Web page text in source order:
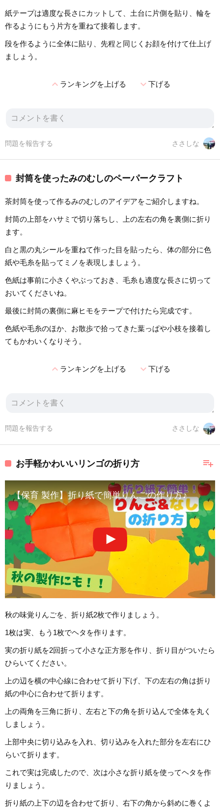
紙テープは適度な長さにカットして、土台に片側を貼り、輪を
作るようにもう片方を重ねて接着します。
段を作るように全体に貼り、先程と同じくお顔を付けて仕上げ
ましょう。
expand_lessランキングを上げる expand_more下げる
ささしな
問題を報告する
封筒を使ったみのむしのペーパークラフト
茶封筒を使って作るみのむしのアイデアをご紹介しますね。
封筒の上部をハサミで切り落ちし、上の左右の角を裏側に折り
ます。
白と黒の丸シールを重ねて作った目を貼ったら、体の部分に色
紙や毛糸を貼ってミノを表現しましょう。
色紙は事前に小さくやぶっておき、毛糸も適度な長さに切って
おいてくださいね。
最後に封筒の裏側に麻ヒモをテープで付けたら完成です。
色紙や毛糸のほか、お散歩で拾ってきた葉っぱや小枝を接着し
てもかわいくなりそう。
expand_lessランキングを上げる expand_more下げる
ささしな
問題を報告する
playlist_add
お手軽かわいいリンゴの折り方
【保育 製作】折り紙で簡単りんごの作り方♪
秋の味覚りんごを、折り紙2枚で作りましょう。
1枚は実、もう1枚でヘタを作ります。
実の折り紙を2回折って小さな正方形を作り、折り目がついたら
ひらいてください。
上の辺を横の中心線に合わせて折り下げ、下の左右の角は折り
紙の中心に合わせて折ります。
上の両角を三角に折り、左右と下の角を折り込んで全体を丸く
しましょう。
上部中央に切り込みを入れ、切り込みを入れた部分を左右にひ
らいて折ります。
これで実は完成したので、次は小さな折り紙を使ってヘタを作
りましょう。
折り紙の上下の辺を合わせて折り、右下の角から斜めに巻くよ